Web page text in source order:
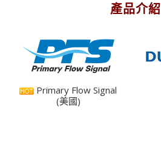
產品介紹
Primary Flow Signal
(美國)